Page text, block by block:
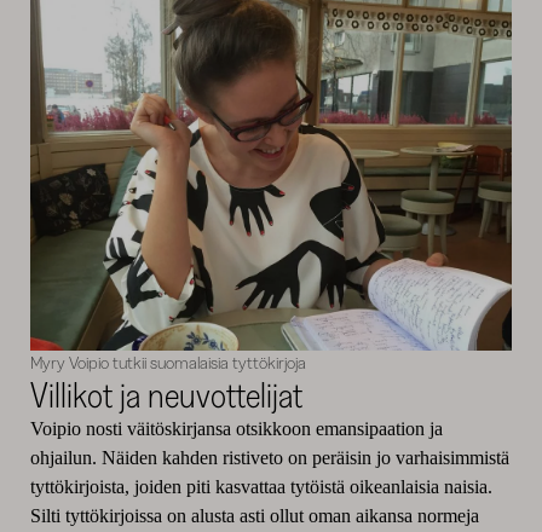
Myry Voipio tutkii suomalaisia tyttökirjoja
Villikot ja neuvottelijat
Voipio nosti väitöskirjansa otsikkoon emansipaation ja
ohjailun. Näiden kahden ristiveto on peräisin jo varhaisimmistä
tyttökirjoista, joiden piti kasvattaa tytöistä oikeanlaisia naisia.
Silti tyttökirjoissa on alusta asti ollut oman aikansa normeja